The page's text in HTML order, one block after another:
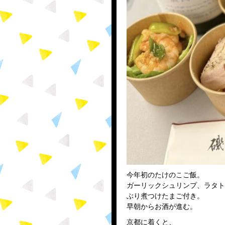
今年初のたけのこご飯。
ガーリックシュリンプ、ラタ
ぶり煮つけたまご付き。
早朝からお酒が進む。
京都に着くと、